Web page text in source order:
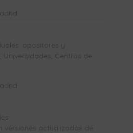
opositores y
Centros de
versiones actualizadas de